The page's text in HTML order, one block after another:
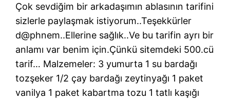
Çok sevdiğim bir arkadaşımın ablasının tarifini
sizlerle paylaşmak istiyorum..Teşekkürler
d@phnem..Ellerine sağlık..Ve bu tarifin ayrı bir
anlamı var benim için.Çünkü sitemdeki 500.cü
tarif… Malzemeler: 3 yumurta 1 su bardağı
tozşeker 1/2 çay bardağı zeytinyağı 1 paket
vanilya 1 paket kabartma tozu 1 tatlı kaşığı